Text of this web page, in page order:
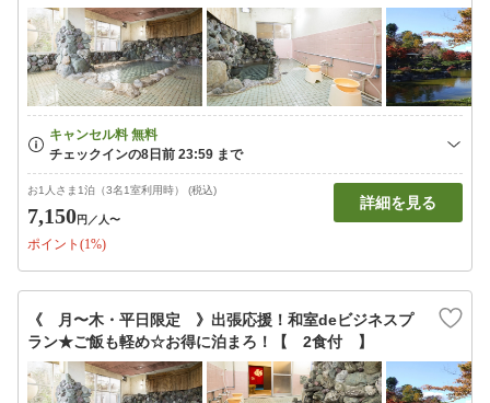
お1人さま1泊（3名1室利用時） (税込)
7,150円 ／人〜
ポイント(1%)
詳細を見る
《 月〜木・平日限定 》出張応援！和室deビジネスプ
ラン★ご飯も軽め☆お得に泊まろ！【 2食付 】